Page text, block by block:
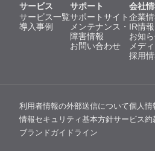
サービス
サービス一覧
導入事例
サポート
サポートサイト
メンテナンス・
障害情報
お問い合わせ
会社
企業
IR情報
お知
メデ
採用
利用者情報の外部送信について個人情
情報セキュリティ基本方針サービス約
ブランドガイドライン